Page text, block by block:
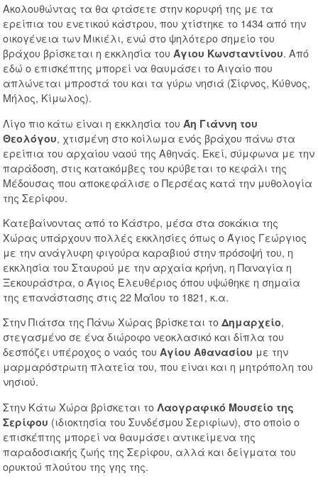
Ακολουθώντας τα θα φτάσετε στην κορυφή της με τα
ερείπια του ενετικού κάστρου, που χτίστηκε το 1434 από την
οικογένεια των Μικιέλι, ενώ στο ψηλότερο σημείο του
βράχου βρίσκεται η εκκλησία τουΆγιου Κωνσταντίνου. Από
εδώ ο επισκέπτης μπορεί να θαυμάσει το Αιγαίο που
απλώνεται μπροστά του και τα γύρω νησιά (Σίφνος, Κύθνος,
Μήλος, Κίμωλος).
Λίγο πιο κάτω είναι η εκκλησία τουΆη Γιάννη του
Θεολόγου, χτισμένη στο κοίλωμα ενός βράχου πάνω στα
ερείπια του αρχαίου ναού της Αθηνάς. Εκεί, σύμφωνα με την
παράδοση, στις κατακόμβες του κρύβεται το κεφάλι της
Μέδουσας που αποκεφάλισε ο Περσέας κατά την μυθολογία
της Σερίφου.
Κατεβαίνοντας από το Κάστρο, μέσα στα σοκάκια της
Χώρας υπάρχουν πολλές εκκλησίες όπως ο Άγιος Γεώργιος
με την ανάγλυφη φιγούρα καραβιού στην πρόσοψή του, η
εκκλησία του Σταυρού με την αρχαία κρήνη, η Παναγία η
Ξεκουράστρα, ο Άγιος Ελευθέριος όπου υψώθηκε η σημαία
της επανάστασης στις 22 Μαΐου το 1821, κ.α.
Στην Πιάτσα της Πάνω Χώρας βρίσκεται τοΔημαρχείο,
στεγασμένο σε ένα διώροφο νεοκλασικό και δίπλα του
δεσπόζει υπέροχος ο ναός τουΑγίου Αθανασίου με την
μαρμαρόστρωτη πλατεία του, που είναι και η μητρόπολη του
νησιού.
Στην Κάτω Χώρα βρίσκεται τοΛαογραφικό Μουσείο της
Σερίφου (ιδιοκτησία του Συνδέσμου Σεριφίων), στο οποίο ο
επισκέπτης μπορεί να θαυμάσει αντικείμενα της
παραδοσιακής ζωής της Σερίφου, αλλά και δείγματα του
ορυκτού πλούτου της γης της.